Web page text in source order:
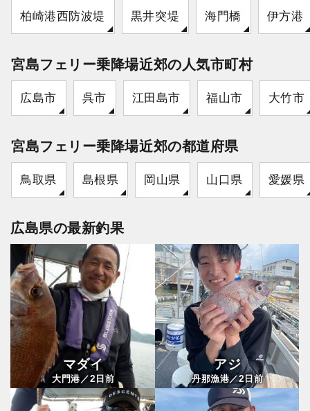
柏崎港西防波堤 黒井突堤 海門橋 伊方港
宮島フェリー乗降場近郊の人気市町村
広島市 呉市 江田島市 福山市 大竹市
宮島フェリー乗降場近郊の都道府県
鳥取県 島根県 岡山県 山口県 愛媛県
広島県の最新釣果
マダイ
大門港／2 日前
アジ
丹那漁港／2日前